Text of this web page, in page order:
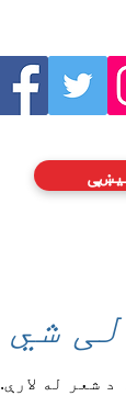
شي
د شعر له لارې.